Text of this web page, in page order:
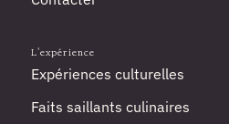
L'expérience
Expériences culturelles
Faits saillants culinaires